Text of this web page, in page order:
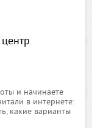
и начинаете
в интернете:
какие варианты